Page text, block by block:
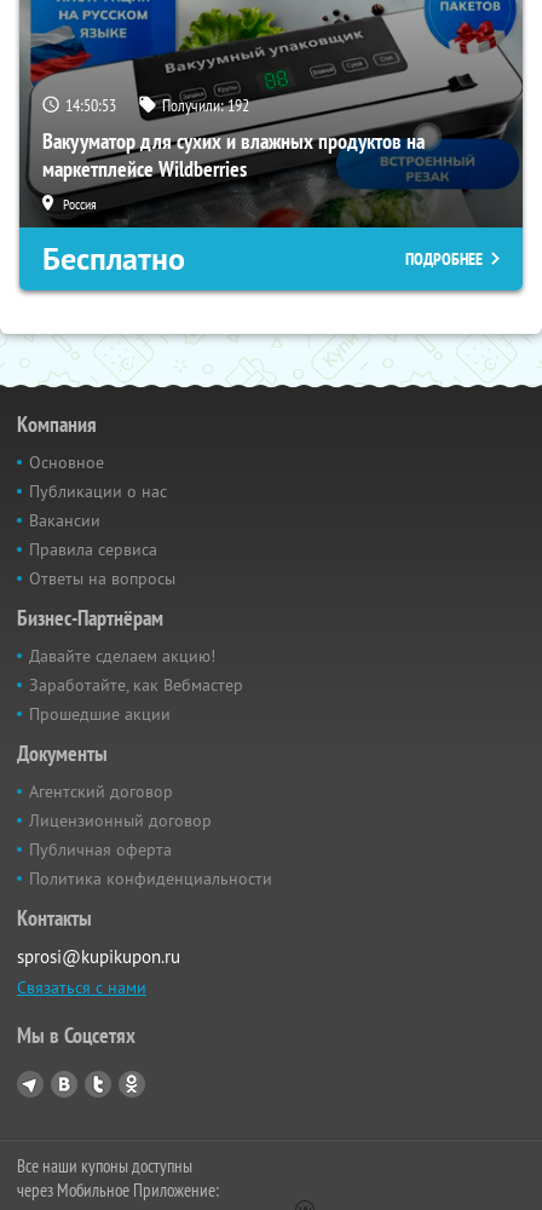
14:50:52 Получили:192
Вакууматор для сухих и влажных продуктов на
маркетплейсе Wildberries
Россия
Бесплатно ПОДРОБНЕЕ
Компания
Основное
Публикации о нас
Вакансии
Правила сервиса
Ответы на вопросы
Бизнес-Партнёрам
Давайте сделаем акцию!
Заработайте, как Вебмастер
Прошедшие акции
Документы
Агентский договор
Лицензионный договор
Публичная оферта
Политика конфиденциальности
Контакты
sprosi@kupikupon.ru
Связаться с нами
Мы в Соцсетях
Все наши купоны доступны
через Мобильное Приложение: